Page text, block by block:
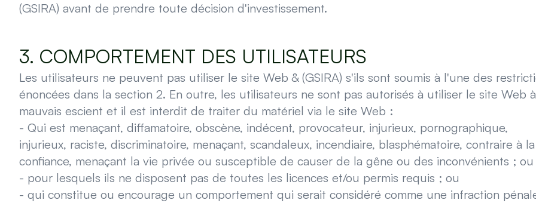
(GSIRA) avant de prendre toute décision d'investissement.
3. COMPORTEMENT DES UTILISATEURS
Les utilisateurs ne peuvent pas utiliser le site Web & (GSIRA) s'ils sont soumis à l'une des
énoncées dans la section 2. En outre, les utilisateurs ne sont pas autorisés à utiliser le site Web à
mauvais escient et il est interdit de traiter du matériel via le site Web :
- Qui est menaçant, diffamatoire, obscène, indécent, provocateur, injurieux, pornographique,
injurieux, raciste, discriminatoire, menaçant, scandaleux, incendiaire, blasphématoire, contraire à la
confiance, menaçant la vie privée ou susceptible de causer de la gêne ou des inconvénients ; ou
- pour lesquels ils ne disposent pas de toutes les licences et/ou permis requis ; ou
- qui constitue ou encourage un comportement qui serait considéré comme une infraction